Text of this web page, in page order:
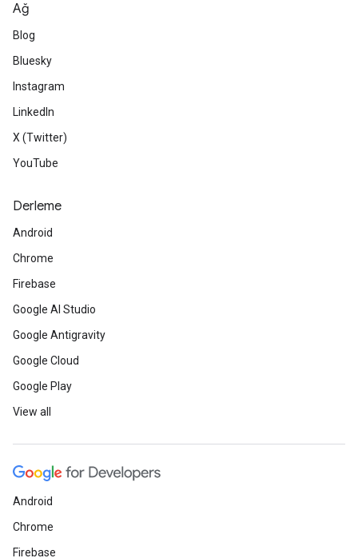
Ağ
Blog
Bluesky
Instagram
LinkedIn
X (Twitter)
YouTube
Derleme
Android
Chrome
Firebase
Google AI Studio
Google Antigravity
Google Cloud
Google Play
View all
Android
Chrome
Firebase